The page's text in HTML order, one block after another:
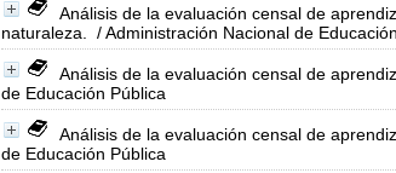
Análisis de la evaluación censal de
naturaleza.
/ Administración Nacional de
Análisis de la evaluación censal de
de Educación Pública
Análisis de la evaluación censal de
de Educación Pública